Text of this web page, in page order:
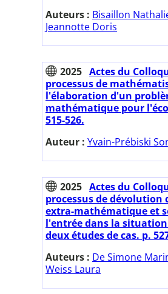
Auteurs : Bisaillon
Jeannotte Doris
2025 Actes du
processus de
l'élaboration d'un
mathématique pour
515-526.
Auteur : Yvain-Prébiski
2025 Actes du
processus de dévolution
extra-mathématique et
l'entrée dans la situation
deux études de cas. p.
Auteurs : De Simone
Weiss Laura